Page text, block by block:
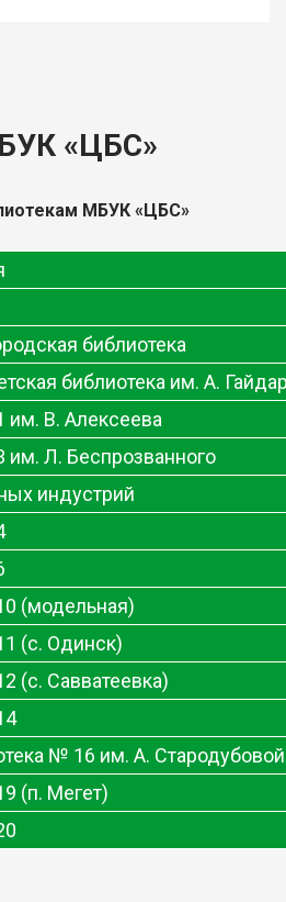
«ЦБС»
МБУК «ЦБС»
библиотека
библиотека им. А.
им. В. Алексеева
им. Л. Беспрозванного
индустрий
(модельная)
(с. Одинск)
(с. Савватеевка)
№ 16 им. А. Стародубовой
(п. Мегет)